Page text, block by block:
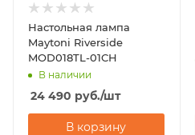
Настольная лампа
Maytoni Riverside
MOD018TL-01CH
В наличии
24 490 руб./шт
В корзину